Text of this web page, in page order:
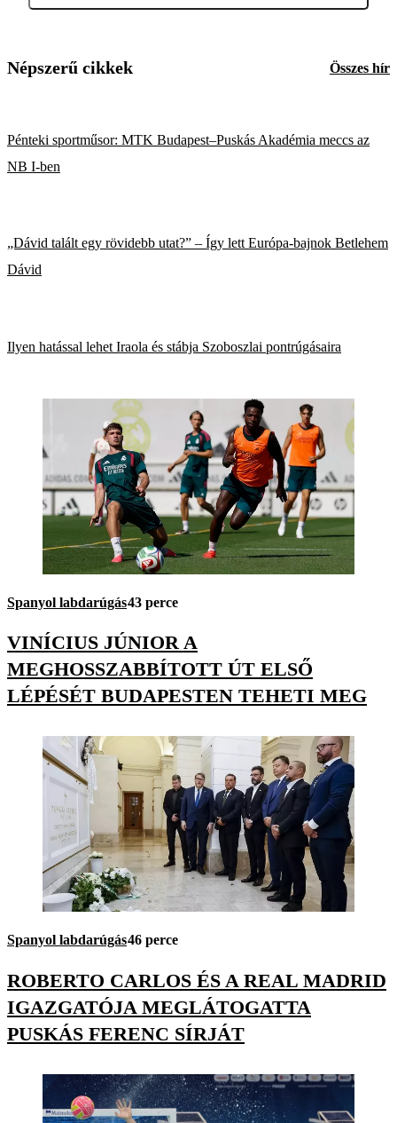
Népszerű cikkek Összes hír
Pénteki sportműsor: MTK Budapest–Puskás Akadémia meccs az
NB I-ben
„Dávid talált egy rövidebb utat?” – Így lett Európa-bajnok Betlehem
Dávid
Ilyen hatással lehet Iraola és stábja Szoboszlai pontrúgásaira
Spanyol labdarúgás43 perce
VINÍCIUS JÚNIOR A
MEGHOSSZABBÍTOTT ÚT ELSŐ
LÉPÉSÉT BUDAPESTEN TEHETI MEG
Spanyol labdarúgás46 perce
ROBERTO CARLOS ÉS A REAL MADRID
IGAZGATÓJA MEGLÁTOGATTA
PUSKÁS FERENC SÍRJÁT